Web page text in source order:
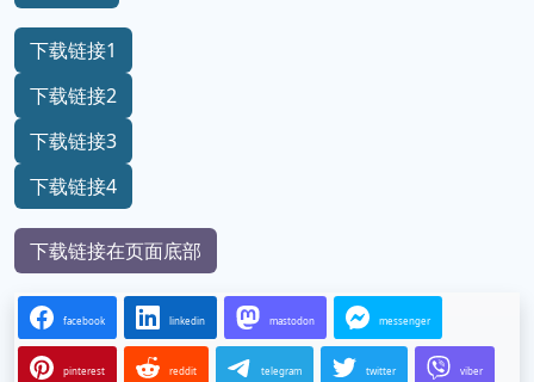
下载链接1
下载链接2
下载链接3
下载链接4
下载链接在页面底部
facebook linkedin mastodon messenger
pinterest reddit telegram twitter viber